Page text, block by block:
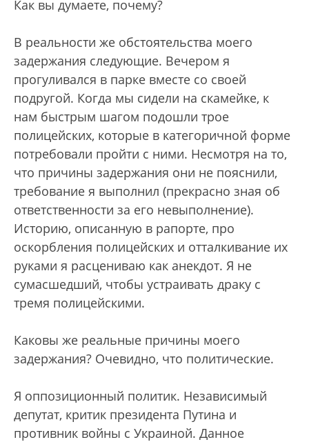
Как вы думаете, почему?
В реальности же обстоятельства моего
задержания следующие. Вечером я
прогуливался в парке вместе со своей
подругой. Когда мы сидели на скамейке, к
нам быстрым шагом подошли трое
полицейских, которые в категоричной форме
потребовали пройти с ними. Несмотря на то,
что причины задержания они не пояснили,
требование я выполнил (прекрасно зная об
ответственности за его невыполнение).
Историю, описанную в рапорте, про
оскорбления полицейских и отталкивание их
руками я расцениваю как анекдот. Я не
сумасшедший, чтобы устраивать драку с
тремя полицейскими.
Каковы же реальные причины моего
задержания? Очевидно, что политические.
Я оппозиционный политик. Независимый
депутат, критик президента Путина и
противник войны с Украиной. Данное